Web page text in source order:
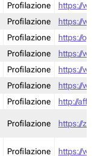
Profilazione
https://
Profilazione
https://
Profilazione
https://
Profilazione
https://
Profilazione
https://
Profilazione
https://
Profilazione
http://
Profilazione https://
Profilazione https://